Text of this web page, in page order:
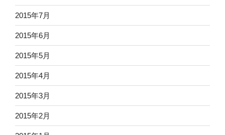
2015年7月
2015年6月
2015年5月
2015年4月
2015年3月
2015年2月